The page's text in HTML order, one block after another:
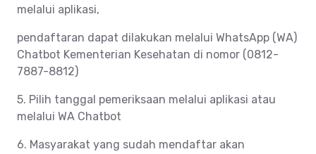
melalui aplikasi,
pendaftaran dapat dilakukan melalui WhatsApp (WA)
Chatbot Kementerian Kesehatan di nomor (0812-
7887-8812)
5. Pilih tanggal pemeriksaan melalui aplikasi atau
melalui WA Chatbot
6. Masyarakat yang sudah mendaftar akan